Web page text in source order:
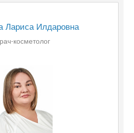
Лариса Илдаровна
косметолог